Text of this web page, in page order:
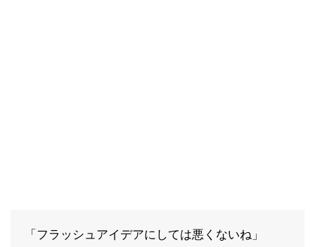
「フラッシュアイデアにしては悪くないね」